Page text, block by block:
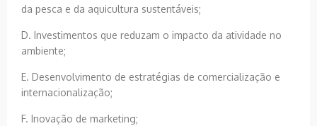
da pesca e da aquicultura sustentáveis;
D. Investimentos que reduzam o impacto da atividade no
ambiente;
E. Desenvolvimento de estratégias de comercialização e
internacionalização;
F. Inovação de marketing;